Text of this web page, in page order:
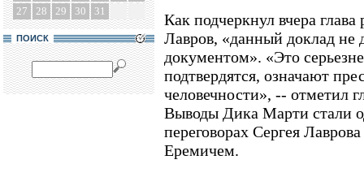
27
28 29 30 31
ПОИСК
Как подчеркнул вчера
Лавров, «данный доклад не
документом». «Это
подтвердятся, означают
человечности», -- отметил
Выводы Дика Марти стали
переговорах Сергея
Еремичем.